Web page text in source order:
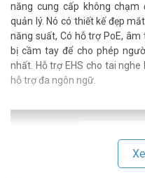
năng cung cấp không
quản lý. Nó có thiết kế đẹp
năng suất, Có hỗ trợ PoE,
bị cầm tay để cho phép
nhất. Hỗ trợ EHS cho tai
hỗ trợ đa ngôn ngữ.